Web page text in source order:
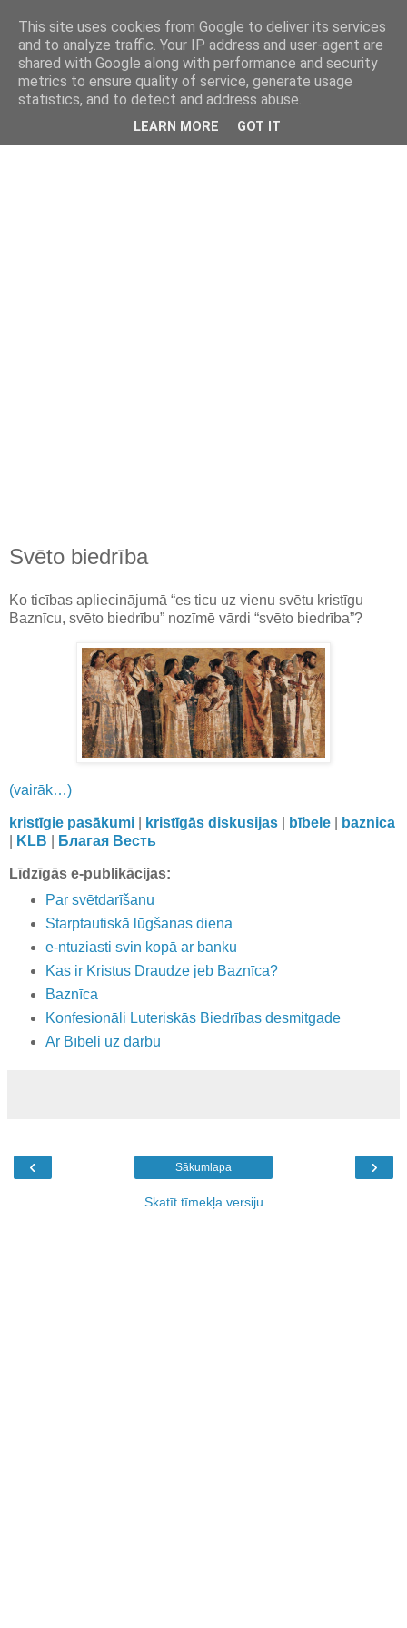
kristietim
viss, kas jāzin kristietim
Svēto biedrība
Ko ticības apliecinājumā “es ticu uz vienu svētu kristīgu
Baznīcu, svēto biedrību” nozīmē vārdi “svēto biedrība”?
(vairāk…)
kristīgie pasākumi kristīgās diskusijas bībele
baznica
KLB Благая Весть
Līdzīgās e-publikācijas:
Par svētdarīšanu
Starptautiskā lūgšanas diena
e-ntuziasti svin kopā ar banku
Kas ir Kristus Draudze jeb Baznīca?
Baznīca
Konfesionāli Luteriskās Biedrības desmitgade
Ar Bībeli uz darbu
‹ ›
Sākumlapa
Skatīt tīmekļa versiju
This site uses cookies from Google to deliver its services
and to analyze traffic. Your IP address and user-agent are
shared with Google along with performance and security
metrics to ensure quality of service, generate usage
statistics, and to detect and address abuse.
LEARN MORE GOT IT